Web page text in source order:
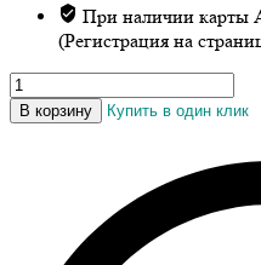
При наличии карты
(Регистрация на
Количество
товара
Картридж
«Водолей»
шунгитовый
В корзину Купить в один клик